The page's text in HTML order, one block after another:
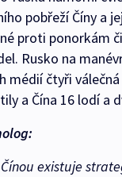
pobřeží Číny a
proti ponorkám
Rusko na
médií čtyři
a Čína 16 lodí a
Čínou existuje